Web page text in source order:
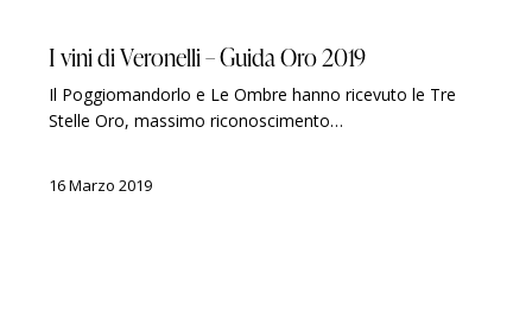
I vini di Veronelli – Guida Oro 2019
Il Poggiomandorlo e Le Ombre hanno ricevuto le Tre
Stelle Oro, massimo riconoscimento…
16 Marzo 2019